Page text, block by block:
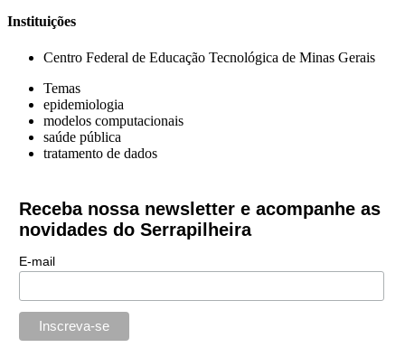
Instituições
Centro Federal de Educação Tecnológica de Minas Gerais
Temas
epidemiologia
modelos computacionais
saúde pública
tratamento de dados
Receba nossa newsletter e acompanhe as
novidades do Serrapilheira
E-mail